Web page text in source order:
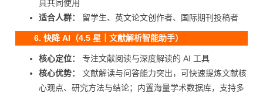
具共同使用
适合人群：
留学生、英文论文创作者、国际期刊投稿者
6. 快降 AI（4.5 星｜文献解析智能助手）
核心定位：
专注文献阅读与深度解读的 AI 工具
核心优势：
文献解读与问答能力突出，可快速提炼文献核
心观点、研究方法与结论；内置海量学术数据库，支持多